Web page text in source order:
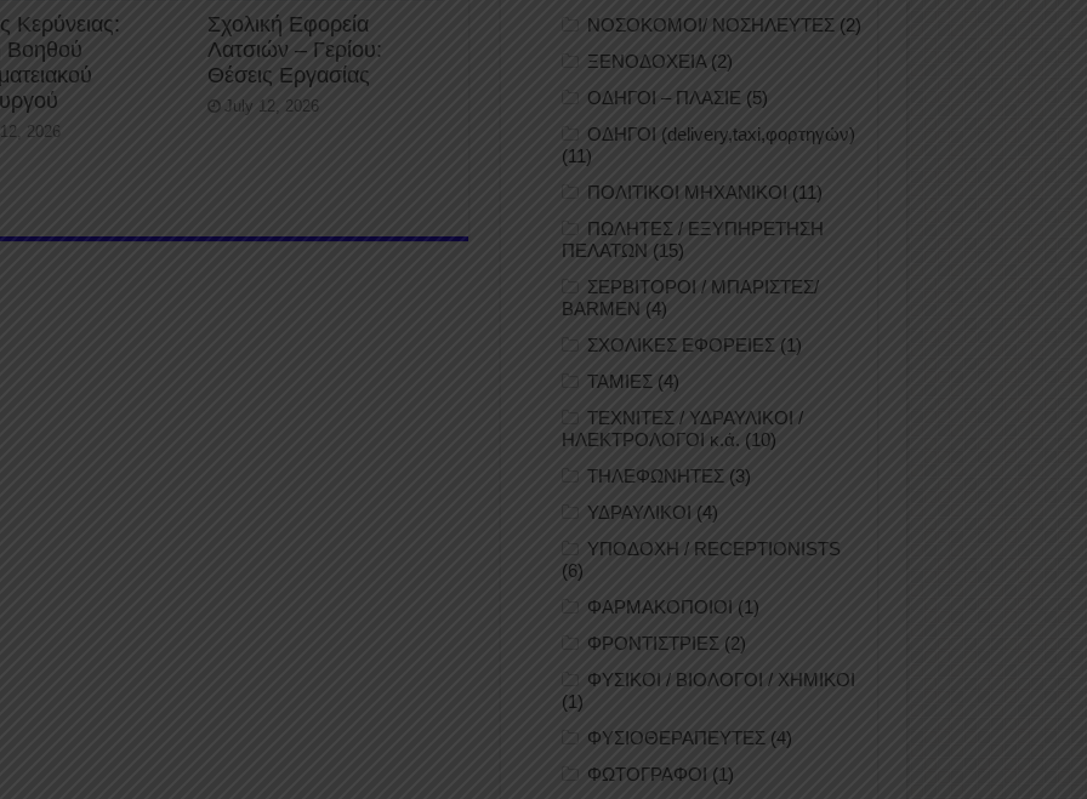
Κερύνειας:
Βοηθού
2026
Σχολική Εφορεία
Λατσιών – Γερίου:
Θέσεις Εργασίας
July 12, 2026
ΝΟΣΟΚΟΜΟΙ/ ΝΟΣΗΛΕΥΤΕΣ (2)
ΞΕΝΟΔΟΧΕΙΑ(2)
ΟΔΗΓΟΙ – ΠΛΑΣΙΕ (5)
ΟΔΗΓΟΙ (delivery,taxi,φορτηγών)
(11)
ΠΟΛΙΤΙΚΟΙ ΜΗΧΑΝΙΚΟΙ (11)
ΠΩΛΗΤΕΣ / ΕΞΥΠΗΡΕΤΗΣΗ
ΠΕΛΑΤΩΝ (15)
ΣΕΡΒΙΤΟΡΟΙ / ΜΠΑΡΙΣΤΕΣ/
BARMEN (4)
ΣΧΟΛΙΚΕΣ ΕΦΟΡΕΙΕΣ (1)
ΤΑΜΙΕΣ (4)
ΤΕΧΝΙΤΕΣ / ΥΔΡΑΥΛΙΚΟΙ /
ΗΛΕΚΤΡΟΛΟΓΟΙ κ.ά. (10)
ΤΗΛΕΦΩΝΗΤΕΣ (3)
ΥΔΡΑΥΛΙΚΟΙ (4)
ΥΠΟΔΟΧΗ / RECEPTIONISTS
(6)
ΦΑΡΜΑΚΟΠΟΙΟΙ (1)
ΦΡΟΝΤΙΣΤΡΙΕΣ (2)
ΦΥΣΙΚΟΙ / ΒΙΟΛΟΓΟΙ / ΧΗΜΙΚΟΙ
(1)
ΦΥΣΙΟΘΕΡΑΠΕΥΤΕΣ (4)
ΦΩΤΟΓΡΑΦΟΙ (1)